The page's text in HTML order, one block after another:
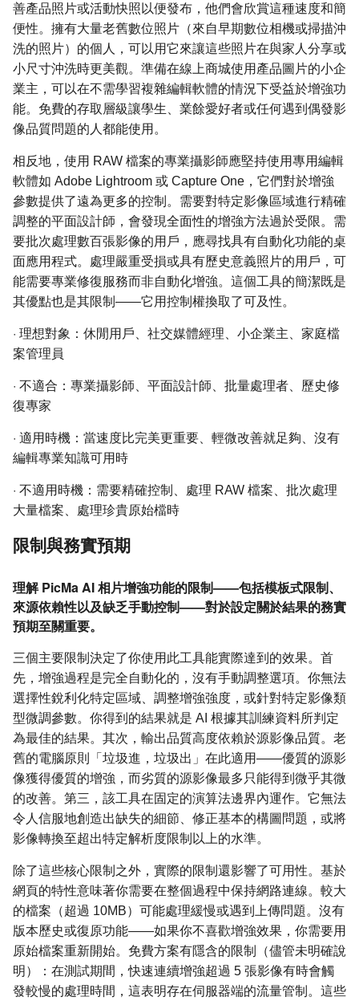
善產品照片或活動快照以便發布，他們會欣賞這種速度和簡
便性。擁有大量老舊數位照片（來自早期數位相機或掃描沖
洗的照片）的個人，可以用它來讓這些照片在與家人分享或
小尺寸沖洗時更美觀。準備在線上商城使用產品圖片的小企
業主，可以在不需學習複雜編輯軟體的情況下受益於增強功
能。免費的存取層級讓學生、業餘愛好者或任何遇到偶發影
像品質問題的人都能使用。
相反地，使用 RAW 檔案的專業攝影師應堅持使用專用編輯
軟體如 Adobe Lightroom 或 Capture One，它們對於增強
參數提供了遠為更多的控制。需要對特定影像區域進行精確
調整的平面設計師，會發現全面性的增強方法過於受限。需
要批次處理數百張影像的用戶，應尋找具有自動化功能的桌
面應用程式。處理嚴重受損或具有歷史意義照片的用戶，可
能需要專業修復服務而非自動化增強。這個工具的簡潔既是
其優點也是其限制——它用控制權換取了可及性。
· 理想對象：休閒用戶、社交媒體經理、小企業主、家庭檔
案管理員
· 不適合：專業攝影師、平面設計師、批量處理者、歷史修
復專家
· 適用時機：當速度比完美更重要、輕微改善就足夠、沒有
編輯專業知識可用時
· 不適用時機：需要精確控制、處理 RAW 檔案、批次處理
大量檔案、處理珍貴原始檔時
限制與務實預期
理解 PicMa AI 相片增強功能的限制——包括模板式限制、
來源依賴性以及缺乏手動控制——對於設定關於結果的務實
預期至關重要。
三個主要限制決定了你使用此工具能實際達到的效果。首
先，增強過程是完全自動化的，沒有手動調整選項。你無法
選擇性銳利化特定區域、調整增強強度，或針對特定影像類
型微調參數。你得到的結果就是 AI 根據其訓練資料所判定
為最佳的結果。其次，輸出品質高度依賴於源影像品質。老
舊的電腦原則「垃圾進，垃圾出」在此適用——優質的源影
像獲得優質的增強，而劣質的源影像最多只能得到微乎其微
的改善。第三，該工具在固定的演算法邊界內運作。它無法
令人信服地創造出缺失的細節、修正基本的構圖問題，或將
影像轉換至超出特定解析度限制以上的水準。
除了這些核心限制之外，實際的限制還影響了可用性。基於
網頁的特性意味著你需要在整個過程中保持網路連線。較大
的檔案（超過 10MB）可能處理緩慢或遇到上傳問題。沒有
版本歷史或復原功能——如果你不喜歡增強效果，你需要用
原始檔案重新開始。免費方案有隱含的限制（儘管未明確說
明）：在測試期間，快速連續增強超過 5 張影像有時會觸
發較慢的處理時間，這表明存在伺服器端的流量管制。這些